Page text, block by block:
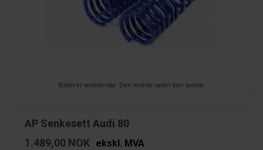
Bildet er veiledende. Den leverte varen kan avvike.
AP Senkesett Audi 80
1.489,00 NOK ekskl. MVA